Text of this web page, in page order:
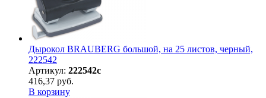
Дырокол BRAUBERG большой, на 25 листов, черный,
222542
Артикул: 222542с
416,37 руб.
В корзину